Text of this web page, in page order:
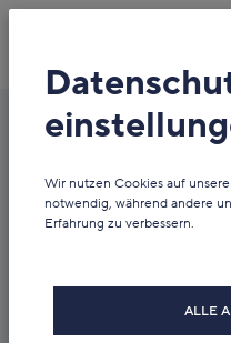
Wir nutzen Cookies auf
notwendig, während andere
Erfahrung zu verbessern.
ALLE